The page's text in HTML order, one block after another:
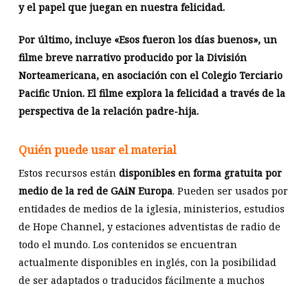
y el papel que juegan en nuestra felicidad.
Por último, incluye «Esos fueron los días buenos», un
filme breve narrativo producido por la División
Norteamericana, en asociación con el Colegio Terciario
Pacific Union. El filme explora la felicidad a través de la
perspectiva de la relación padre-hija.
Quién puede usar el material
Estos recursos están disponibles en forma gratuita por
medio de la red de GAiN Europa. Pueden ser usados por
entidades de medios de la iglesia, ministerios, estudios
de Hope Channel, y estaciones adventistas de radio de
todo el mundo. Los contenidos se encuentran
actualmente disponibles en inglés, con la posibilidad
de ser adaptados o traducidos fácilmente a muchos